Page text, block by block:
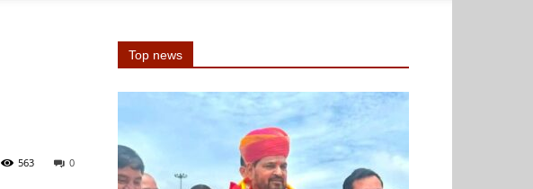
0
563
Top news